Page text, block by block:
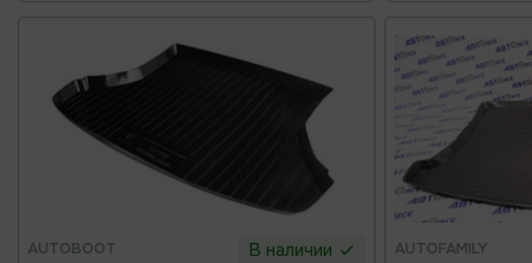
AUTOBOOT В наличии AUTOFAMILY